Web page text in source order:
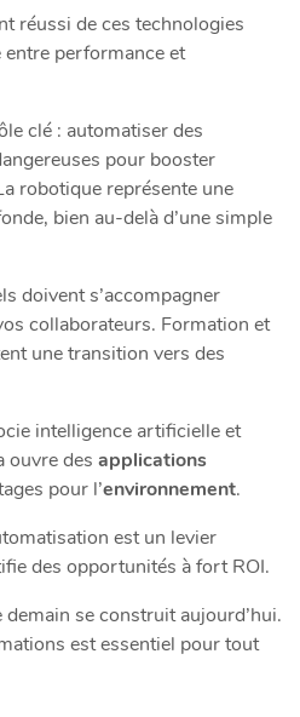
réussi de ces technologies
performance et
clé : automatiser des
pour booster
robotique représente une
bien au-delà d’une simple
doivent s’accompagner
collaborateurs. Formation et
une transition vers des
intelligence artificielle et
ouvre des applications
pour l’environnement.
est un levier
des opportunités à fort ROI.
demain se construit aujourd’hui.
est essentiel pour tout